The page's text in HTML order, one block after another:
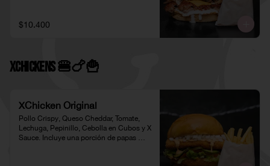
$10.400
XChickens 🍔🍗🍟
XChicken Original
Pollo Crispy, Queso Cheddar, Tomate,
Lechuga, Pepinillo, Cebolla en Cubos y X
Sauce. Incluye una porción de papas